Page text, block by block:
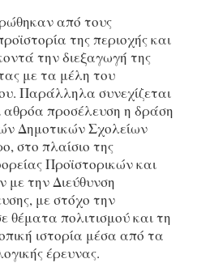
από τους
της περιοχής και
την διεξαγωγή της
με τα μέλη του
Παράλληλα συνεχίζεται
αθρόα προσέλευση η δράση
Δημοτικών Σχολείων
στο πλαίσιο της
Προϊστορικών και
την Διεύθυνση
με στόχο την
θέματα πολιτισμού και τη
ιστορία μέσα από τα
έρευνας.